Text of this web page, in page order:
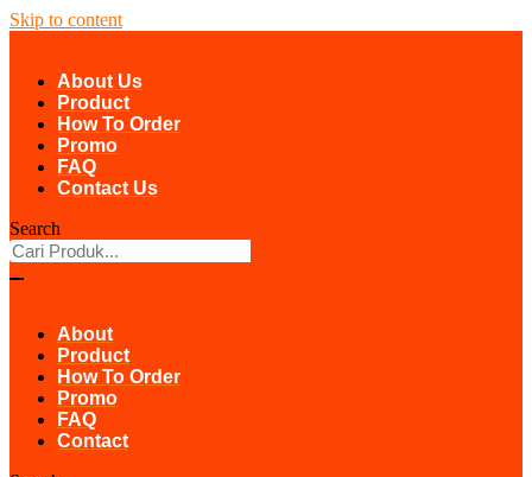
Skip to content
About Us
Product
How To Order
Promo
FAQ
Contact Us
Search
About
Product
How To Order
Promo
FAQ
Contact